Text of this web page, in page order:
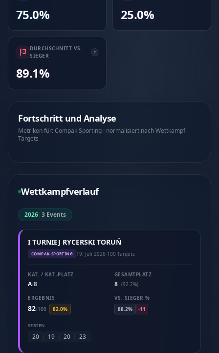
75.0% 25.0%
DURCHSCHNITT VS.
SIEGER
89.1%
Fortschritt und Analyse
Metriken für: Compak Sporting · normalisiert nach Wettkampf-
Targets
Wettkampfverlauf
2026|3 Events
I TURNIEJ RYCERSKI TORUŃ
COMPAK-SPORTING 19. Juli 2026·100 Targets
KAT. / KAT.-PLATZ
A/8
GESAMTPLATZ
8 (92.2%)
ERGEBNIS
82/100 82.0%
VS. SIEGER %
88.2%
-11
SERIEN
20 19 20 23